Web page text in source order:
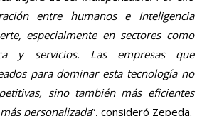
entre humanos e Inteligencia
especialmente en sectores como
y servicios. Las empresas que
para dominar esta tecnología no
sino también más eficientes
personalizada”, consideró Zepeda.